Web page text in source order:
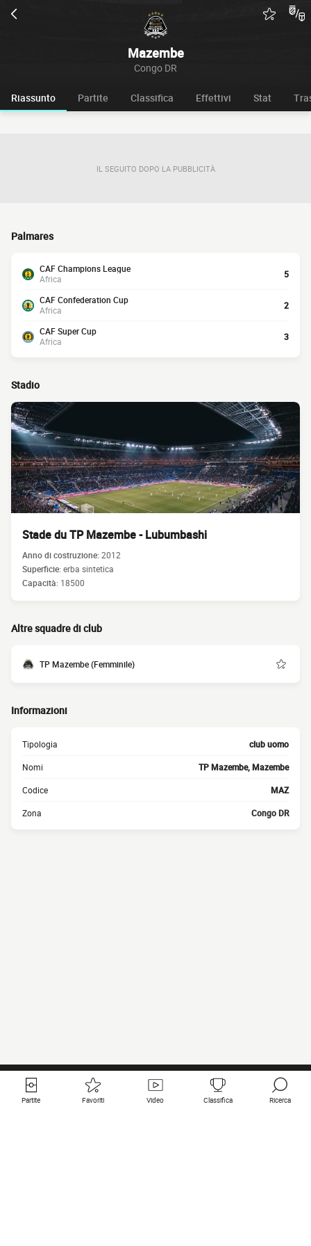
Mazembe
Congo DR
Riassunto Partite Classifica Effettivi Stat
IL SEGUITO DOPO LA PUBBLICITÀ
Palmares
CAF Champions League
Africa
5
CAF Confederation Cup
Africa
2
CAF Super Cup
Africa
3
Stadio
Stade du TP Mazembe - Lubumbashi
Anno di costruzione:2012
Superficie:erba sintetica
Capacità: 18500
Altre squadre di club
TP Mazembe (Femminile)
Informazioni
Tipologia club uomo
Nomi TP Mazembe, Mazembe
Codice MAZ
Zona Congo DR
Partite Favoriti Video Classifica Ricerca